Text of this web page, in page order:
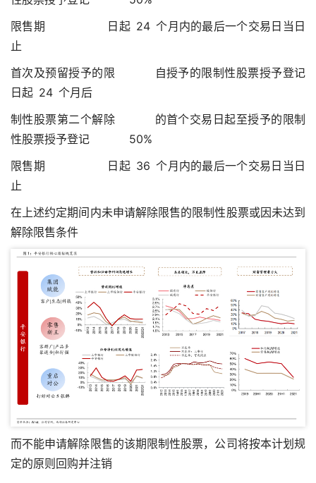
限售期 日起 24 个月内的最后一个交易日当日
止
首次及预留授予的限 自授予的限制性股票授予登记
日起 24 个月后
制性股票第二个解除 的首个交易日起至授予的限制
性股票授予登记 50%
限售期 日起 36 个月内的最后一个交易日当日
止
在上述约定期间内未申请解除限售的限制性股票或因未达到
解除限售条件
而不能申请解除限售的该期限制性股票，公司将按本计划规
定的原则回购并注销